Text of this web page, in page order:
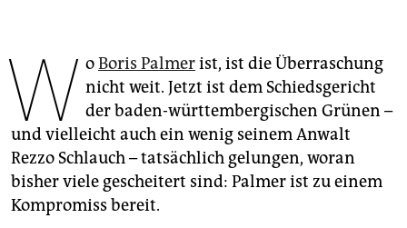
abo
genossenschaft
epaper login
W oBoris Palmerist, ist die Überraschung
nicht weit. Jetzt ist dem Schiedsgericht
der baden-württembergischen Grünen –
und vielleicht auch ein wenig seinem Anwalt
Rezzo Schlauch – tatsächlich gelungen, woran
bisher viele gescheitert sind: Palmer ist zu einem
Kompromiss bereit.